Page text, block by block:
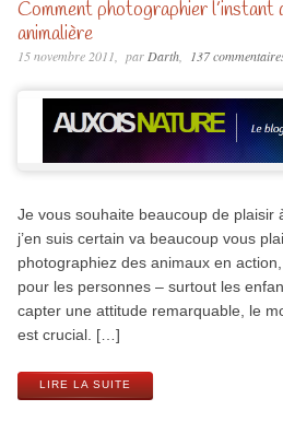
Comment photographier l’instant
animalière
15 novembre 2011 parDarth 137
Je vous souhaite beaucoup de plaisir
j’en suis certain va beaucoup vous
photographiez des animaux en
pour les personnes – surtout les
capter une attitude remarquable, le
est crucial. […]
LIRE LA SUITE